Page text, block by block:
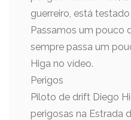
guerreiro, está
Passamos um pouco
sempre passa um
Higa no vídeo.
Perigos
Piloto de drift Diego
perigosas na Estrada